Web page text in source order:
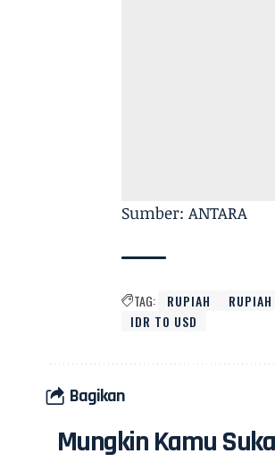
Sumber: ANTARA
TAG: RUPIAH
IDR TO USD
Bagikan
Mungkin Kamu Suka